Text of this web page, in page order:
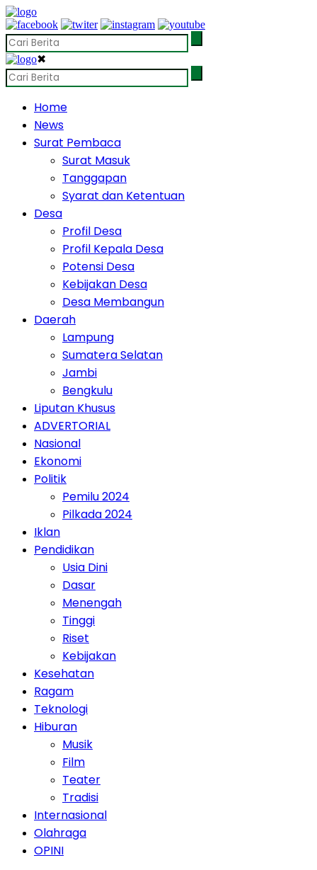
✖
Home
News
Surat Pembaca
Surat Masuk
Tanggapan
Syarat dan Ketentuan
Desa
Profil Desa
Profil Kepala Desa
Potensi Desa
Kebijakan Desa
Desa Membangun
Daerah
Lampung
Sumatera Selatan
Jambi
Bengkulu
Liputan Khusus
ADVERTORIAL
Nasional
Ekonomi
Politik
Pemilu 2024
Pilkada 2024
Iklan
Pendidikan
Usia Dini
Dasar
Menengah
Tinggi
Riset
Kebijakan
Kesehatan
Ragam
Teknologi
Hiburan
Musik
Film
Teater
Tradisi
Internasional
Olahraga
OPINI